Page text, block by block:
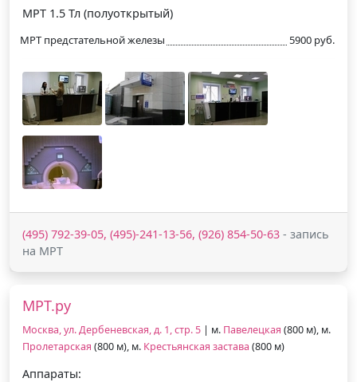
МРТ 1.5 Тл (полуоткрытый)
МРТ предстательной железы 5900 руб.
(495) 792-39-05, (495)-241-13-56, (926) 854-50-63 - запись
на МРТ
МРТ.ру
Москва, ул. Дербеневская, д. 1, стр. 5 | м. Павелецкая (800 м), м.
Пролетарская (800 м), м. Крестьянская застава (800 м)
Аппараты: